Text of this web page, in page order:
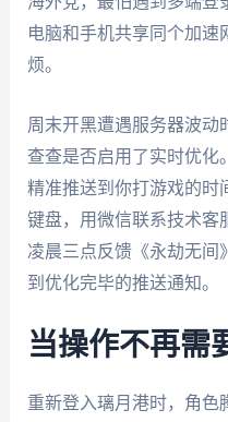
电脑和手机共享同个加速
烦。
周末开黑遭遇服务器波动
查查是否启用了实时优化
精准推送到你打游戏的时
键盘，用微信联系技术客
凌晨三点反馈《永劫无间
到优化完毕的推送通知。
当操作不再需
重新登入璃月港时，角色